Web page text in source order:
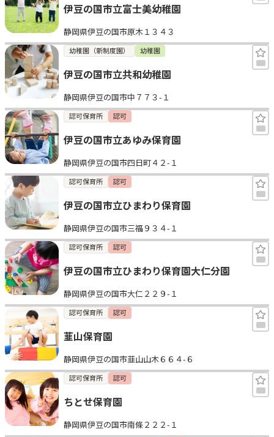
エンクルの特徴と活用方法
コラム
お知らせ
伊豆の国市立富士美幼稚園
静岡県伊豆の国市原木１３４３
幼稚園（新制度園） 幼稚園
伊豆の国市立共和幼稚園
静岡県伊豆の国市中７７３-１
認可保育所 認可
伊豆の国市立あゆみ保育園
静岡県伊豆の国市四日町４２-１
認可保育所 認可
伊豆の国市立ひまわり保育園
静岡県伊豆の国市三福９３４-１
認可保育所 認可
伊豆の国市立ひまわり保育園大仁分園
静岡県伊豆の国市大仁２２９-１
認可保育所 認可
韮山保育園
静岡県伊豆の国市韮山山木６６４-６
認可保育所 認可
ちとせ保育園
静岡県伊豆の国市南條２２２-１